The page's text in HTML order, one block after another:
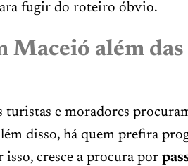
fugir do roteiro óbvio.
Maceió além das
turistas e moradores
disso, há quem prefira
cresce a procura por